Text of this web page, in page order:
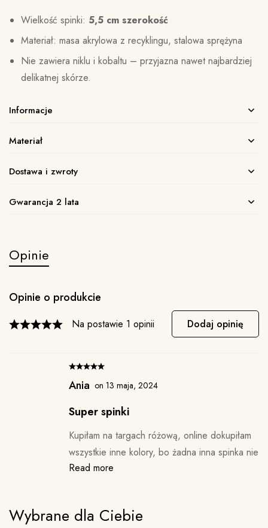
Wielkość spinki: 5,5 cm szerokość
Materiał: masa akrylowa z recyklingu, stalowa sprężyna
Nie zawiera niklu i kobaltu – przyjazna nawet najbardziej
delikatnej skórze.
Informacje
Materiał
Dostawa i zwroty
Gwarancja 2 lata
Opinie
Opinie o produkcie
Na postawie 1 opinii Dodaj opinię
Ania on 13 maja, 2024
Super spinki
Kupiłam na targach różową, online dokupiłam
wszystkie inne kolory, bo żadna inna spinka nie
trzyma mi tak dobrze włosów!! Polecam w
Read more
Wybrane dla Ciebie